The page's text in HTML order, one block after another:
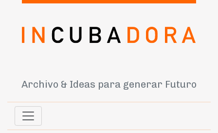
Archivo & Ideas para generar Futuro